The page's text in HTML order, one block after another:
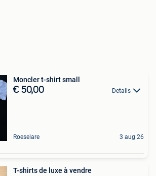
Moncler t-shirt small
€ 50,00 Details
Roeselare 3 aug 26
T-shirts de luxe à vendre